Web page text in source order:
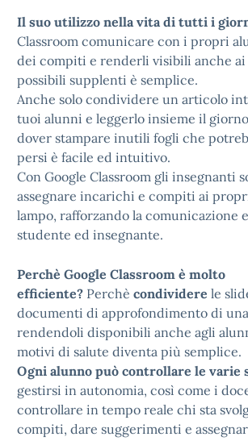
Il suo utilizzo nella vita di tutti i
Classroom comunicare con i propri
dei compiti e renderli visibili anche ai
possibili supplenti è semplice.
Anche solo condividere un articolo
tuoi alunni e leggerlo insieme il
dover stampare inutili fogli che
persi è facile ed intuitivo.
Con Google Classroom gli insegnanti
assegnare incarichi e compiti ai
lampo, rafforzando la comunicazione
studente ed insegnante.
Perchè Google Classroom è molto
efficiente? Perchè condividere le
documenti di approfondimento di
rendendoli disponibili anche agli
motivi di salute diventa più semplice.
Ogni alunno può controllare le varie
gestirsi in autonomia, così come i
controllare in tempo reale chi sta
compiti, dare suggerimenti e